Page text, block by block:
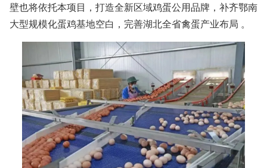
壁也将依托本项目，打造全新区域鸡蛋公用品牌，补齐鄂南
大型规模化蛋鸡基地空白，完善湖北全省禽蛋产业布局 。